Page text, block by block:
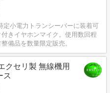
定小電力トランシーバーに装着可
きイヤホンマイク。使用数回程
備品を数量限定販売。
クセリ製 無線機用
ス